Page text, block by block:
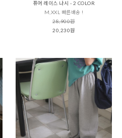
퓨어 레이스 나시 - 2 COLOR
M,XXL 빠른배송 !
28,900원
20,230원